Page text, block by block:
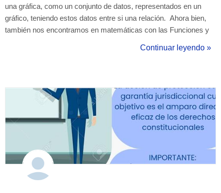
una gráfica, como un conjunto de datos, representados en un
gráfico, teniendo estos datos entre si una relación. Ahora bien,
también nos encontramos en matemáticas con las Funciones y
función es una regla de correspondencia entre dos (2) e...
Continuar leyendo »